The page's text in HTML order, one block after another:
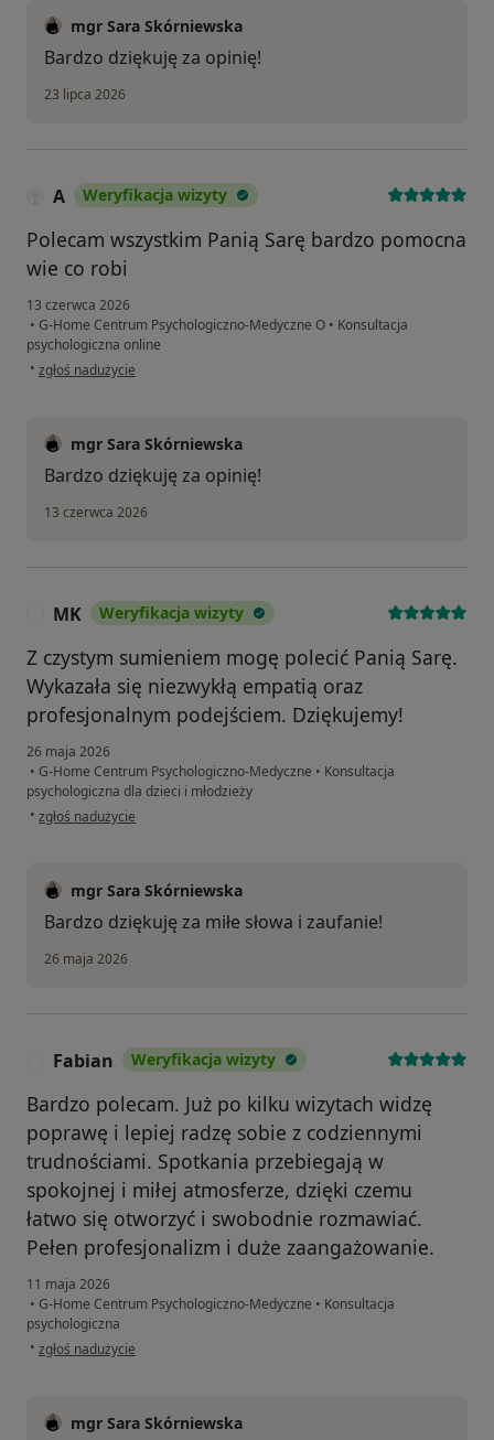
mgr Sara Skórniewska
Bardzo dziękuję za opinię!
23 lipca 2026
A Weryfikacja wizyty
Polecam wszystkim Panią Sarę bardzo pomocna
wie co robi
13 czerwca 2026
• G-Home Centrum Psychologiczno-Medyczne O • Konsultacja
psychologiczna online
• w opinii użytkownika A
zgłoś nadużycie
mgr Sara Skórniewska
Bardzo dziękuję za opinię!
13 czerwca 2026
MK Weryfikacja wizyty
Z czystym sumieniem mogę polecić Panią Sarę.
Wykazała się niezwykłą empatią oraz
profesjonalnym podejściem. Dziękujemy!
26 maja 2026
• G-Home Centrum Psychologiczno-Medyczne • Konsultacja
psychologiczna dla dzieci i młodzieży
• w opinii użytkownika MK
zgłoś nadużycie
mgr Sara Skórniewska
Bardzo dziękuję za miłe słowa i zaufanie!
26 maja 2026
Fabian Weryfikacja wizyty
Bardzo polecam. Już po kilku wizytach widzę
poprawę i lepiej radzę sobie z codziennymi
trudnościami. Spotkania przebiegają w
spokojnej i miłej atmosferze, dzięki czemu
łatwo się otworzyć i swobodnie rozmawiać.
Pełen profesjonalizm i duże zaangażowanie.
11 maja 2026
• G-Home Centrum Psychologiczno-Medyczne • Konsultacja
psychologiczna
• w opinii użytkownika Fabian
zgłoś nadużycie
mgr Sara Skórniewska